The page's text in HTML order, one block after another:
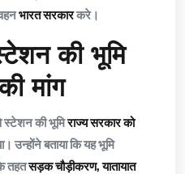
भारत सरकारकरे।
की भूमि
मांग
स्टेशन की भूमिराज्य सरकार को
उन्होंने बताया कि यह भूमि
तहतसड़क चौड़ीकरण, यातायात